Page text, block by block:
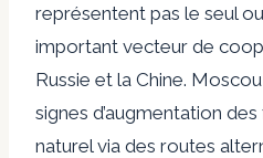
représentent pas le seul
important vecteur de
Russie et la Chine.
signes d’augmentation
naturel via des routes